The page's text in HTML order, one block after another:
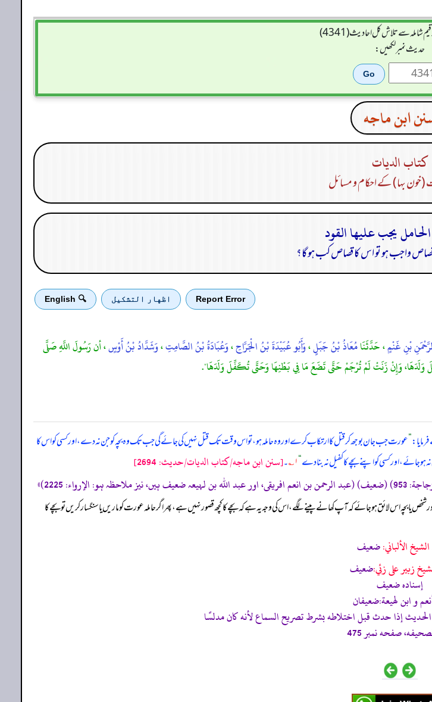
شاملہ سے تلاش کل احادیث (4341)
حدیث نمبر لکھیں:
ابن ماجه
كتاب الديات
بہا) کے احکام و مسائل
واجب ہو تو اس کا قصاص کب ہو گا؟
Report Error اظهار التشكيل 🔍 English
بْنِ غَنْمٍ، حَدَّثَنَامُعَاذُ بْنُ جَبَلٍ،وَأَبُو عُبَيْدَةَ بْنُ الْجَرَّاحِ،وَعُبَادَةُ بْنُ الصَّامِتِ،وَشَدَّادُ بْنُ أَوْسٍ، أن رَسُولَ اللَّهِ صَلَّى
وَلَدَهَا، وَإِنْ زَنَتْ لَمْ تُرْجَمْ حَتَّى تَضَعَ مَا فِي بَطْنِهَا وَحَتَّى تُكَفِّلَ وَلَدَهَا".
”عورت جب جان بوجھ کر قتل کا ارتکاب کرے اور وہ حاملہ ہو، تو اس وقت تک قتل نہیں کی جائے گی جب تک وہ بچہ کو جن نہ دے، اور کسی کو اس کا
جائے، اور کسی کو اپنے بچے کا کفیل نہ بنا دے“۱؎ ۔[سنن ابن ماجه/كتاب الديات/حدیث: 2694]
یا بچہ اس لائق ہو جائے کہ آپ کھانے پینے لگے، اس کی وجہ یہ ہے کہ بچے کا کچھ قصور نہیں ہے، پھر اگر حاملہ عورت کو ماریں یا سنگسار کریں تو بچے کا
الألباني:ضعيف
زبير على زئي:ضعيف
إسناده ضعيف
و ابن لهيعة:ضعيفان
إذا حدث قبل اختلاطه بشرط تصريح السماع لأنه كان مدلسًا
صفحه نمبر 475